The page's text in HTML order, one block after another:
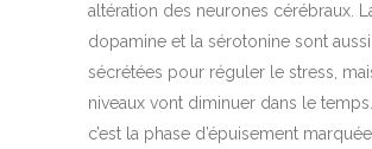
altération des neurones cérébraux.
dopamine et la sérotonine sont aussi
sécrétées pour réguler le stress,
niveaux vont diminuer dans le temps.
c’est la phase d’épuisement